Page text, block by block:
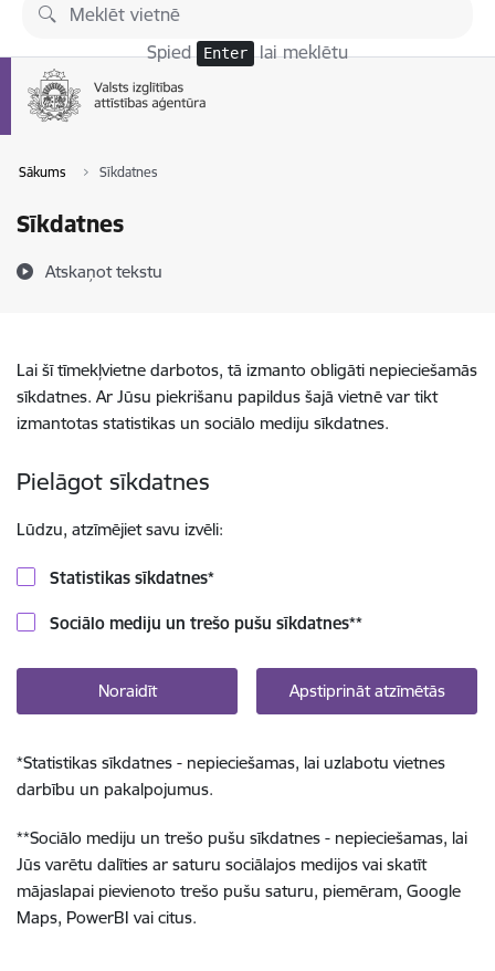
Pāriet uz lapas saturu
Spied Enter lai meklētu
Sākums Sīkdatnes
Sīkdatnes
Atskaņot tekstu
Lai šī tīmekļvietne darbotos, tā izmanto obligāti nepieciešamās
sīkdatnes. Ar Jūsu piekrišanu papildus šajā vietnē var tikt
izmantotas statistikas un sociālo mediju sīkdatnes.
Pielāgot sīkdatnes
Lūdzu, atzīmējiet savu izvēli:
Statistikas sīkdatnes*
Sociālo mediju un trešo pušu sīkdatnes**
Noraidīt Apstiprināt atzīmētās
*Statistikas sīkdatnes - nepieciešamas, lai uzlabotu vietnes
darbību un pakalpojumus.
**Sociālo mediju un trešo pušu sīkdatnes - nepieciešamas, lai
Jūs varētu dalīties ar saturu sociālajos medijos vai skatīt
mājaslapai pievienoto trešo pušu saturu, piemēram, Google
Maps, PowerBI vai citus.